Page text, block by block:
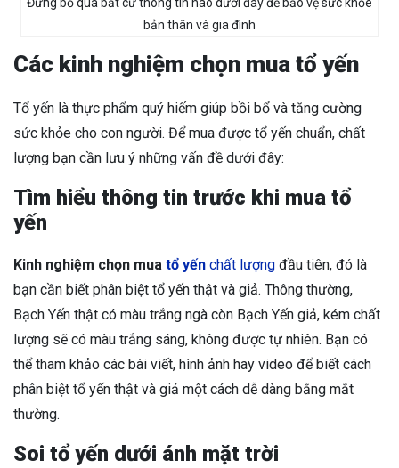
bản thân và gia đình
Các kinh nghiệm chọn mua tổ yến
Tổ yến là thực phẩm quý hiếm giúp bồi bổ và tăng cường
sức khỏe cho con người. Để mua được tổ yến chuẩn, chất
lượng bạn cần lưu ý những vấn đề dưới đây:
Tìm hiểu thông tin trước khi mua tổ
yến
Kinh nghiệm chọn mua tổ yến chất lượng đầu tiên, đó là
bạn cần biết phân biệt tổ yến thật và giả. Thông thường,
Bạch Yến thật có màu trắng ngà còn Bạch Yến giả, kém chất
lượng sẽ có màu trắng sáng, không được tự nhiên. Bạn có
thể tham khảo các bài viết, hình ảnh hay video để biết cách
phân biệt tổ yến thật và giả một cách dễ dàng bằng mắt
thường.
Soi tổ yến dưới ánh mặt trời